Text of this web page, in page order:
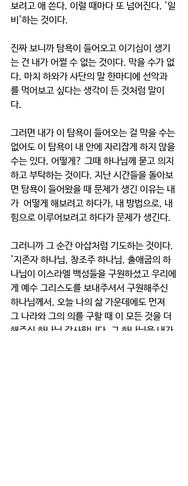
보려고 애 쓴다. 이럴 때마다 또 넘어진다. '일
비'하는 것이다.
진짜 보니까 탐욕이 들어오고 이기심이 생기
는 건 내가 어쩔 수 없는 것이다. 막을 수가 없
다. 마치 하와가 사단의 말 한마디에 선악과
를 먹어보고 싶다는 생각이 든 것처럼 말이
다.
그러면 내가 이 탐욕이 들어오는 걸 막을 수는
없어도 이 탐욕이 내 안에 자리잡게 하지 않을
수는 있다. 어떻게? 그때 하나님께 묻고 의지
하고 부탁하는 것이다. 지난 시간들을 돌아보
면 탐욕이 들어왔을 때 문제가 생긴 이유는 내
가  어떻게 해보려고 하다가, 내 방법으로, 내
힘으로 이루어보려고 하다가 문제가 생긴다.
그러니까 그 순간 아삽처럼 기도하는 것이다.
'지존자 하나님, 창조주 하나님, 출애굽의 하
나님이 이스라엘 백성들을 구원하셨고 우리에
게 예수 그리스도를 보내주셔서 구원해주신
하나님께서, 오늘 나의 삶 가운데에도 먼저
그 나라와 그의 의를 구할 때 이 모든 것을 더
해주신 하나님 감사합니다. 그 하나님을 내가